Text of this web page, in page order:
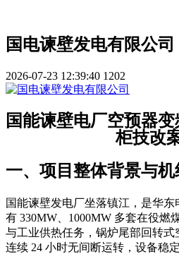
国电谏壁发电有限公司
2026-07-23 12:39:40 1202
国能谏壁电厂空预器
柜技改
一、项目整体背景与
国能谏壁发电厂坐落镇江，是华
有 330MW、1000MW 多套在役燃
与工业供热任务，锅炉尾部回转式
连续 24 小时无间断运转，设备稳